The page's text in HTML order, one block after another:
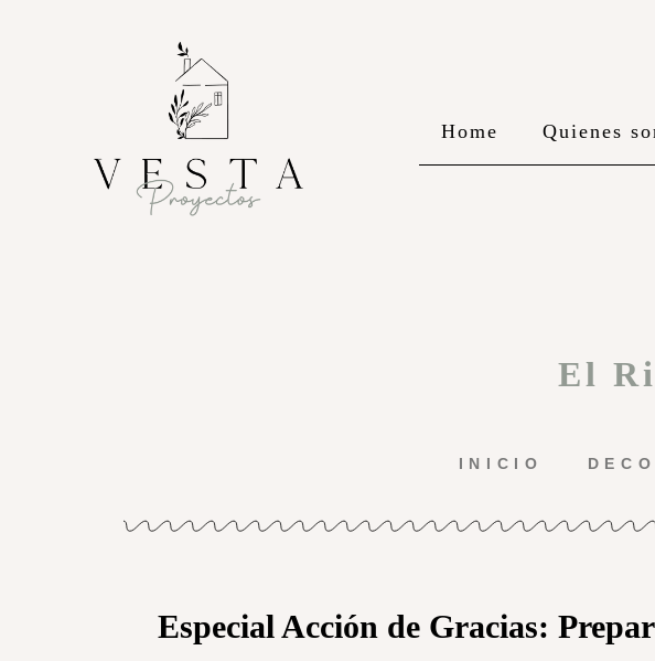
Home Quienes
El
INICIO DECO
Especial Acción de Gracias: